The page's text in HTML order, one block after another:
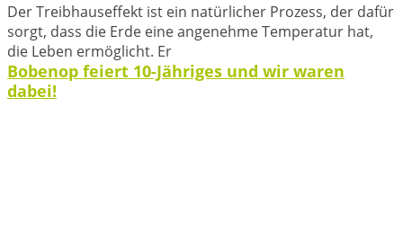
Der Treibhauseffekt ist ein natürlicher Prozess, der dafür
sorgt, dass die Erde eine angenehme Temperatur hat,
die Leben ermöglicht. Er
Bobenop feiert 10-Jähriges und wir waren
dabei!